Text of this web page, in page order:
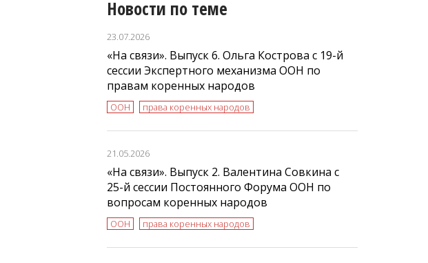
Новости по теме
23.07.2026
«На связи». Выпуск 6. Ольга Кострова с 19-й
сессии Экспертного механизма ООН по
правам коренных народов
ООН права коренных народов
21.05.2026
«На связи». Выпуск 2. Валентина Совкина с
25-й сессии Постоянного Форума ООН по
вопросам коренных народов
ООН права коренных народов